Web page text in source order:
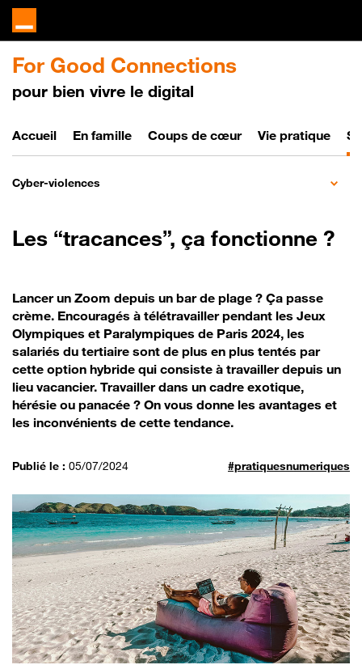
For Good Connections
pour bien vivre le digital
AccueilBien vivre le digital
En famille Coups de cœur Vie pratique
Cyber-violences
Les “tracances”, ça fonctionne ?
Lancer un Zoom depuis un bar de plage ? Ça passe
crème. Encouragés à télétravailler pendant les Jeux
Olympiques et Paralympiques de Paris 2024, les
salariés du tertiaire sont de plus en plus tentés par
cette option hybride qui consiste à travailler depuis un
lieu vacancier. Travailler dans un cadre exotique,
hérésie ou panacée ? On vous donne les avantages et
les inconvénients de cette tendance.
Publié le : 05/07/2024 #pratiquesnumeriques